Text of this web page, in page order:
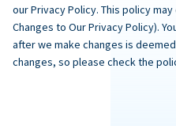
our Privacy Policy. This policy
Changes to Our Privacy Policy).
after we make changes is
changes, so please check the